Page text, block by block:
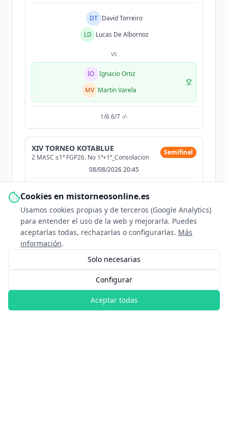
Cookies en mistorneosonline.es
Usamos cookies propias y de terceros (Google Analytics)
para entender el uso de la web y mejorarla. Puedes
aceptarlas todas, rechazarlas o configurarlas. Más
información.
Solo necesarias
Configurar
Aceptar todas
DT David Torreiro
LD Lucas De Albornoz
vs
IO Ignacio Ortiz
MV Martin Varela
1/6 6/7 -/-
XIV TORNEO KOTABLUE
2 MASC ≤1ª FGP26. No 1ª+1ª_Consolacion
Semifinal
08/08/2026 20:45
DT David Torreiro
LD Lucas De Albornoz
vs
AP Alejandro Patiño
7/5 4/6 9/11